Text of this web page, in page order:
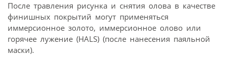
После травления рисунка и снятия олова в качестве
финишных покрытий могут применяться
иммерсионное золото, иммерсионное олово или
горячее лужение (HALS) (после нанесения паяльной
маски).